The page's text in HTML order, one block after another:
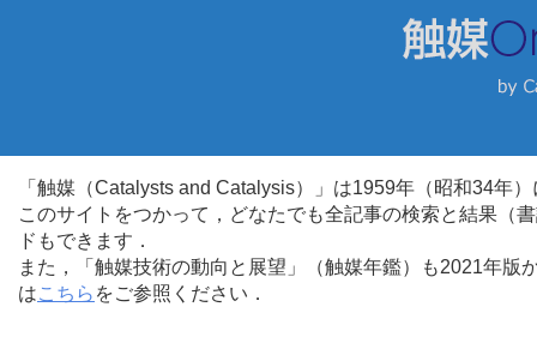
「触媒（Catalysts and Catalysis）」は1959年（昭和34年
このサイトをつかって，どなたでも全記事の検索と結果（
ドもできます．
また，「触媒技術の動向と展望」（触媒年鑑）も2021年
はこちら をご参照ください．